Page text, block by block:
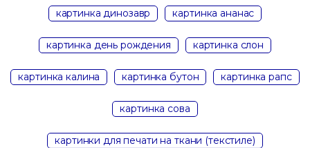
картинка динозавр картинка ананас
картинка день рождения картинка слон
картинка калина картинка бутон картинка рапс
картинка сова
картинки для печати на ткани (текстиле)